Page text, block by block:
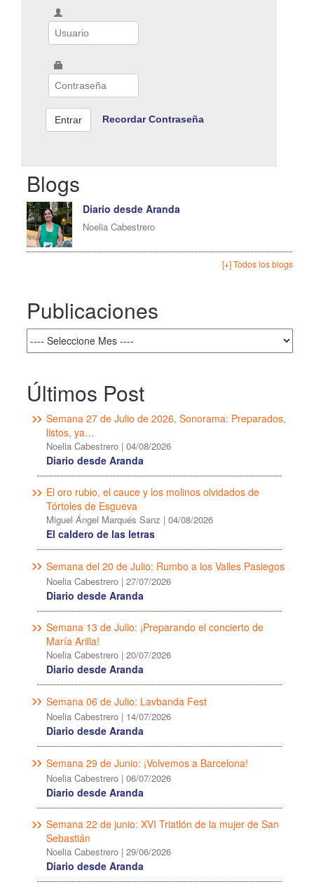
Recordar Contraseña
Blogs
Diario desde Aranda
Noelia Cabestrero
[+] Todos los blogs
Publicaciones
Últimos Post
Semana 27 de Julio de 2026, Sonorama: Preparados,
listos, ya…
Noelia Cabestrero | 04/08/2026
Diario desde Aranda
El oro rubio, el cauce y los molinos olvidados de
Tórtoles de Esgueva
Miguel Ángel Marqués Sanz | 04/08/2026
El caldero de las letras
Semana del 20 de Julio: Rumbo a los Valles Pasiegos
Noelia Cabestrero | 27/07/2026
Diario desde Aranda
Semana 13 de Julio: ¡Preparando el concierto de
María Arilla!
Noelia Cabestrero | 20/07/2026
Diario desde Aranda
Semana 06 de Julio: Lavbanda Fest
Noelia Cabestrero | 14/07/2026
Diario desde Aranda
Semana 29 de Junio: ¡Volvemos a Barcelona!
Noelia Cabestrero | 06/07/2026
Diario desde Aranda
Semana 22 de junio: XVI Triatlón de la mujer de San
Sebastián
Noelia Cabestrero | 29/06/2026
Diario desde Aranda